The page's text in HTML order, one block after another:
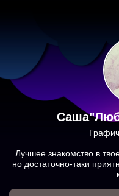
Лучшее знакомство в
но достаточно-таки